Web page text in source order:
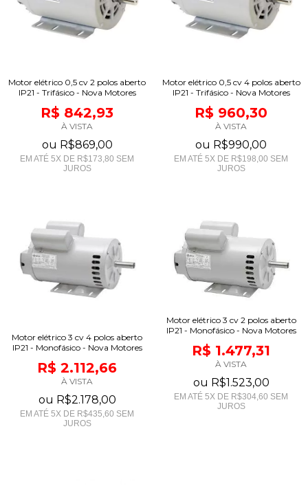
Motor elétrico 0,5 cv 2 polos aberto
IP21 - Trifásico - Nova Motores
R$ 842,93
À VISTA
ou R$869,00
EM ATÉ 5X DE R$173,80 SEM
JUROS
Motor elétrico 0,5 cv 4 polos aberto
IP21 - Trifásico - Nova Motores
R$ 960,30
À VISTA
ou R$990,00
EM ATÉ 5X DE R$198,00 SEM
JUROS
Motor elétrico 3 cv 4 polos aberto
IP21 - Monofásico - Nova Motores
R$ 2.112,66
À VISTA
ou R$2.178,00
EM ATÉ 5X DE R$435,60 SEM
JUROS
Motor elétrico 3 cv 2 polos aberto
IP21 - Monofásico - Nova Motores
R$ 1.477,31
À VISTA
ou R$1.523,00
EM ATÉ 5X DE R$304,60 SEM
JUROS